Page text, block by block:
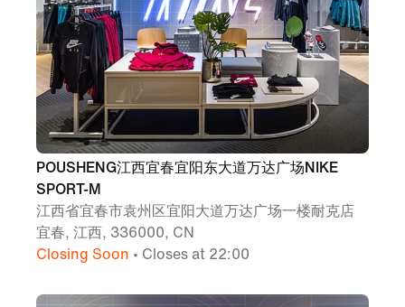
POUSHENG江西宜春宜阳东大道万达广场NIKE
SPORT-M
江西省宜春市袁州区宜阳大道万达广场一楼耐克店
宜春, 江西, 336000, CN
Closing Soon • Closes at 22:00